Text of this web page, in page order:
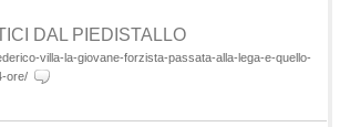
DAL PIEDISTALLO
villa-la-giovane-forzista-passata-alla-lega-e-quello-
ore/